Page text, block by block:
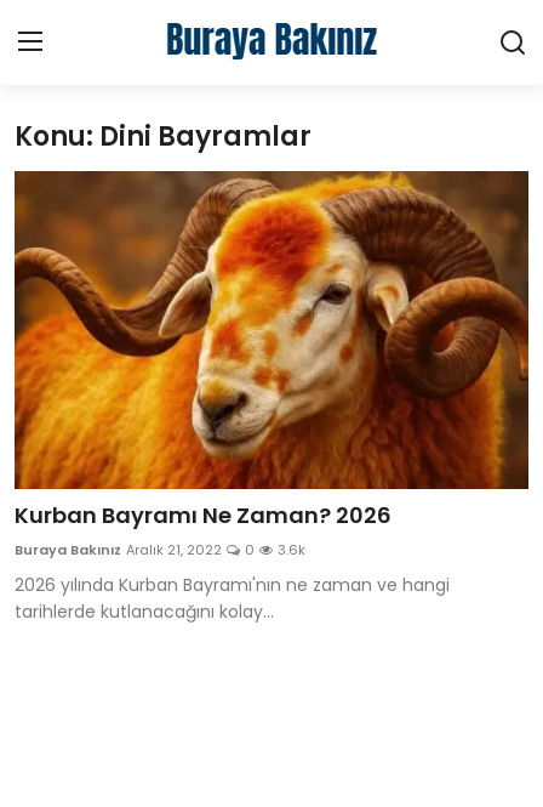
Haberler
Kütüphane
Sektörel
Teknoloji
Video
Hakkımızda
Bize Ulaşın
Konu: Dini Bayramlar
Kurban Bayramı Ne Zaman? 2026
Buraya Bakınız Aralık 21, 2022 0 3.6k
2026 yılında Kurban Bayramı'nın ne zaman ve hangi
tarihlerde kutlanacağını kolay...